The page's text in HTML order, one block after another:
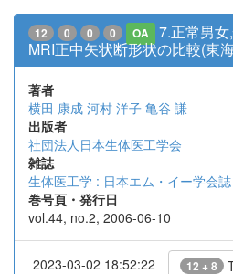
12 0 0 0 OA
7.正常男
MRI正中矢状断形状の比較(東
著者
横田 康成 河村 洋子 亀谷 謙
出版者
社団法人日本生体医工学会
雑誌
生体医工学 : 日本エム・イー学会誌
巻号頁・発行日
vol.44, no.2, 2006-06-10
2023-03-02 18:52:22 12 + 8